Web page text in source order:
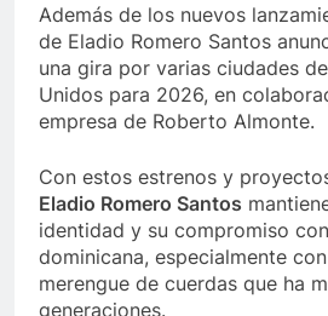
Además de los nuevos
de Eladio Romero Santos
una gira por varias ciudades
Unidos para 2026, en
empresa de Roberto Almonte.
Con estos estrenos y
Eladio Romero Santos
identidad y su compromiso
dominicana, especialmente
merengue de cuerdas que ha
generaciones.